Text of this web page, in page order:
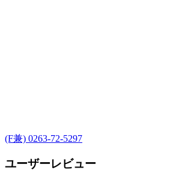
(F兼) 0263-72-5297
ユーザーレビュー